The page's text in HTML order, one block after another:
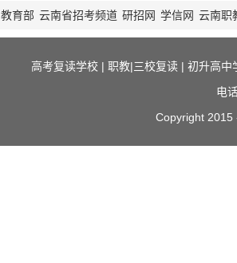
教育部 云南省招考频道 研招网 学信网 云南职
高考复读学校| 职教|三校复读| 初升高中
电
Copyright